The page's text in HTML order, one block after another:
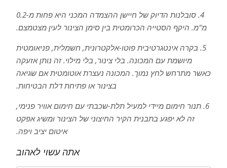
4. סובלנות הדיוק של חיישן ההצמדה המכני היא פחות מ-0.2
מ"מ. היקף הסטייה הכרומטית בין סימן הצינור לעין מצטמצם.
5. בקרה אינטגרטיבית פוטו-אלקטרונית, חשמלית, פניאומטית
מיושמת עם המכונה. בלי צינור, בלי מילוי. זה נותן אזעקה
כאשר מתרחש לחץ נמוך. המכונה נעצרת אוטומטית אם שגיאה
בצינור או פתיחת דלת הבטיחות.
6. תנור חימום מיידי למעיל תלת-שכבתי עם חימום אוויר פנימי,
זה לא יפגע בתבנית הקיר החיצוני של הצינור ומשיג אפקט
איטום יציב ויפה.
אתה עשוי לאהוב